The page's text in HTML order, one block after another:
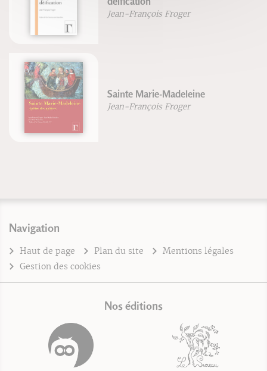
Jean-François Froger
Sainte Marie-Madeleine
Jean-François Froger
Navigation
Haut de page Plan du site
Mentions légales
Gestion des cookies
Nos éditions